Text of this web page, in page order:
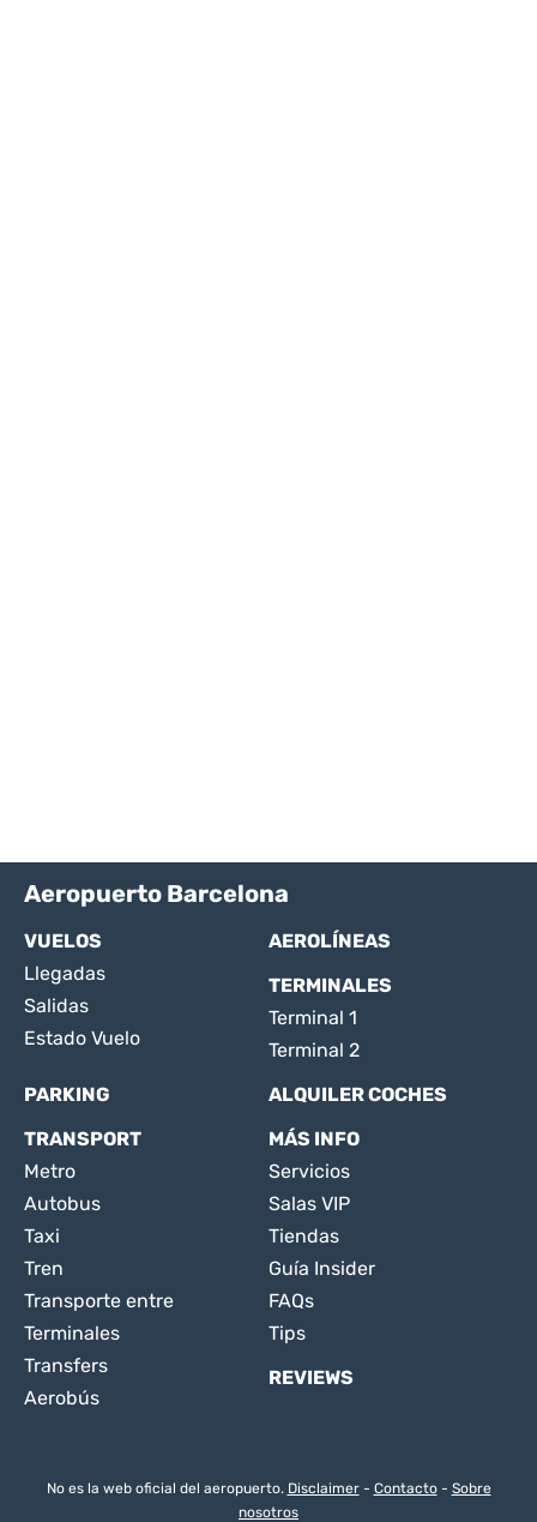
Aeropuerto Barcelona
VUELOS
Llegadas
Salidas
Estado Vuelo
AEROLÍNEAS
TERMINALES
Terminal 1
Terminal 2
PARKING
ALQUILER COCHES
TRANSPORT
Metro
Autobus
Taxi
Tren
Transporte entre
Terminales
Transfers
Aerobús
MÁS INFO
Servicios
Salas VIP
Tiendas
Guía Insider
FAQs
Tips
REVIEWS
No es la web oficial del aeropuerto. Disclaimer- Contacto- Sobre
nosotros